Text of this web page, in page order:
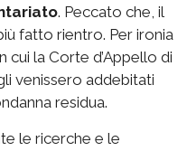
. Peccato che, il
fatto rientro. Per ironia
cui la Corte d’Appello di
venissero addebitati
residua.
le ricerche e le